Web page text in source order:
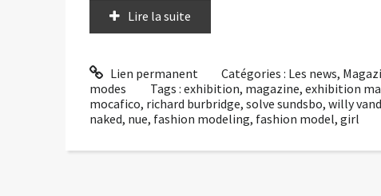
Lire la suite
Lien permanent Catégories : Les news,
modes
Tags : exhibition, magazine, exhibition
mocafico, richard burbridge, solve sundsbo, willy
naked, nue, fashion modeling, fashion model, girl